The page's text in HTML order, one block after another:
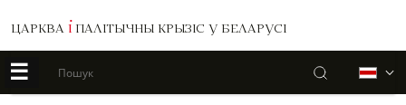
ЦАРКВА І ПАЛІТЫЧНЫ КРЫЗІС У БЕЛАРУСІ
☰ Пошук